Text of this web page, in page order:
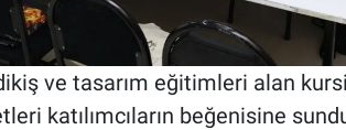
ve tasarım eğitimleri alan
katılımcıların beğenisine